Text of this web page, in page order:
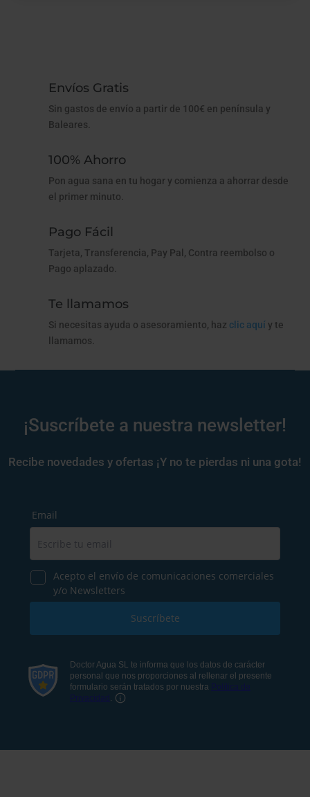
Envíos Gratis
Sin gastos de envío a partir de 100€ en península y
Baleares.
100% Ahorro
Pon agua sana en tu hogar y comienza a ahorrar desde
el primer minuto.
Pago Fácil
Tarjeta, Transferencia, Pay Pal, Contra reembolso o
Pago aplazado.
Te llamamos
Si necesitas ayuda o asesoramiento, haz clic aquíy te
llamamos.
¡Suscríbete a nuestra newsletter!
Recibe novedades y ofertas ¡Y no te pierdas ni una gota!